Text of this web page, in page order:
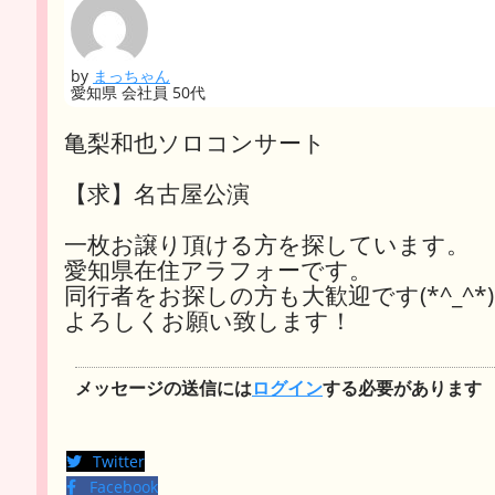
by まっちゃん
愛知県 会社員 50代
亀梨和也ソロコンサート
【求】名古屋公演
一枚お譲り頂ける方を探しています。
愛知県在住アラフォーです。
同行者をお探しの方も大歓迎です(*^_^*)
よろしくお願い致します！
メッセージの送信にはログインする必要があります
Twitter
Facebook